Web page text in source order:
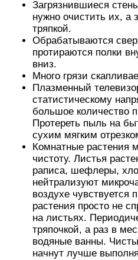
Загрязнившиеся
нужно очистить их, а
тряпкой.
Обрабатываются
протираются полки
вниз.
Много грязи
Плазменный
статистическому
большое количество
Протереть пыль на
сухим мягким
Комнатные растения
чистоту. Листья
раписа, шефлеры,
нейтрализуют
воздухе чувствуется
растения просто не
на листьях.
тряпочкой, а раз в
водяные ванны.
начнут лучше